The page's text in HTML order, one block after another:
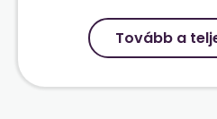
Tovább a